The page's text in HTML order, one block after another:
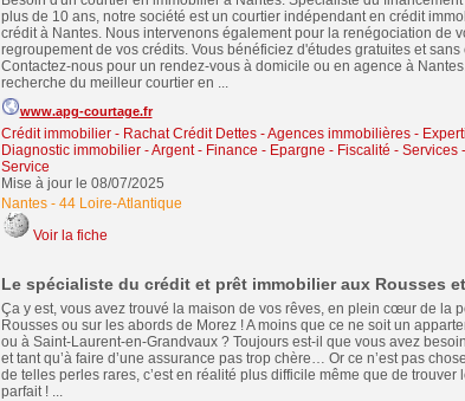
plus de 10 ans, notre société est un courtier indépendant en crédit
crédit à Nantes. Nous intervenons également pour la renégociation de
regroupement de vos crédits. Vous bénéficiez d'études gratuites et sans
Contactez-nous pour un rendez-vous à domicile ou en agence à
recherche du meilleur courtier en ...
www.apg-courtage.fr
Crédit immobilier- Rachat Crédit Dettes-Agences immobilières -
Diagnostic immobilier-Argent - Finance - Epargne - Fiscalité - Services
Service
Mise à jour le 08/07/2025
Nantes- 44 Loire-Atlantique
Voir la fiche
Le spécialiste du crédit et prêt immobilier aux Rousses
Ça y est, vous avez trouvé la maison de vos rêves, en plein cœur de la
Rousses ou sur les abords de Morez ! A moins que ce ne soit un
ou à Saint-Laurent-en-Grandvaux ? Toujours est-il que vous avez
et tant qu’à faire d’une assurance pas trop chère… Or ce n’est pas
de telles perles rares, c’est en réalité plus difficile même que de trouver
parfait ! ...